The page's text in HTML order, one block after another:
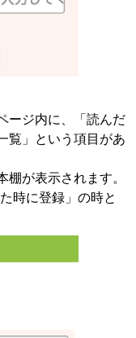
ージ内に、「読んだ
覧」という項目があ
棚が表示されます。
時に登録」の時と